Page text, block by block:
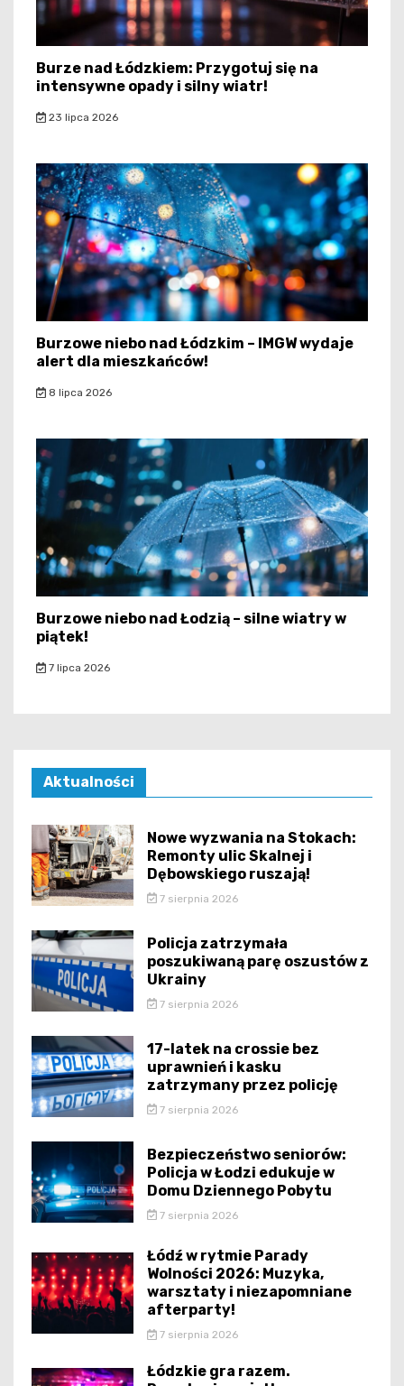
Burze nad Łódzkiem: Przygotuj się na
intensywne opady i silny wiatr!
23 lipca 2026
Burzowe niebo nad Łódzkim – IMGW wydaje
alert dla mieszkańców!
8 lipca 2026
Burzowe niebo nad Łodzią – silne wiatry w
piątek!
7 lipca 2026
Aktualności
Nowe wyzwania na Stokach:
Remonty ulic Skalnej i
Dębowskiego ruszają!
7 sierpnia 2026
Policja zatrzymała
poszukiwaną parę oszustów z
Ukrainy
7 sierpnia 2026
17-latek na crossie bez
uprawnień i kasku
zatrzymany przez policję
7 sierpnia 2026
Bezpieczeństwo seniorów:
Policja w Łodzi edukuje w
Domu Dziennego Pobytu
7 sierpnia 2026
Łódź w rytmie Parady
Wolności 2026: Muzyka,
warsztaty i niezapomniane
afterparty!
7 sierpnia 2026
Łódzkie gra razem.